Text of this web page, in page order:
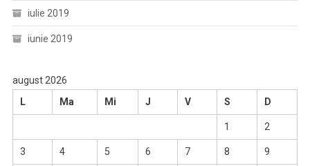
iulie 2019
iunie 2019
august 2026
L
Ma Mi J V S D
1 2
3 4 5 6 7 8 9